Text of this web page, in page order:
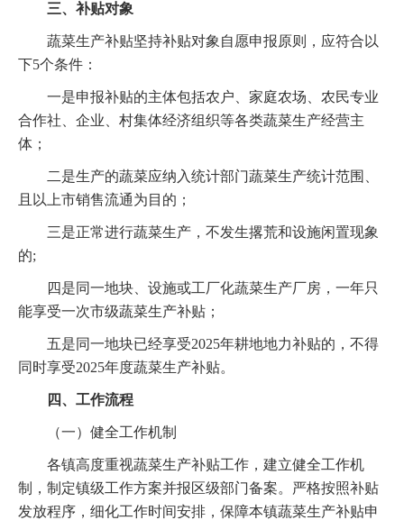
三、补贴对象
蔬菜生产补贴坚持补贴对象自愿申报原则，应符合以
下5个条件：
一是申报补贴的主体包括农户、家庭农场、农民专业
合作社、企业、村集体经济组织等各类蔬菜生产经营主
体；
二是生产的蔬菜应纳入统计部门蔬菜生产统计范围、
且以上市销售流通为目的；
三是正常进行蔬菜生产，不发生撂荒和设施闲置现象
的;
四是同一地块、设施或工厂化蔬菜生产厂房，一年只
能享受一次市级蔬菜生产补贴；
五是同一地块已经享受2025年耕地地力补贴的，不得
同时享受2025年度蔬菜生产补贴。
四、工作流程
（一）健全工作机制
各镇高度重视蔬菜生产补贴工作，建立健全工作机
制，制定镇级工作方案并报区级部门备案。严格按照补贴
发放程序，细化工作时间安排，保障本镇蔬菜生产补贴申